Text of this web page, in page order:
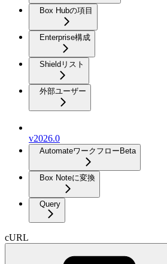
Box Hubの項目
Enterprise構成
Shieldリスト
外部ユーザー
v2026.0
Automateワークフロー Beta
Box Noteに変換
Query
cURL